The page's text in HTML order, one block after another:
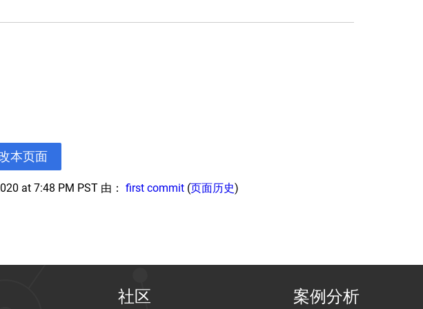
本页面
at 7:48 PM PST 由： first commit (页面历史)
社区 案例分析